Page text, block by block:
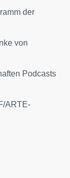
der
von
Podcasts
ARTE-